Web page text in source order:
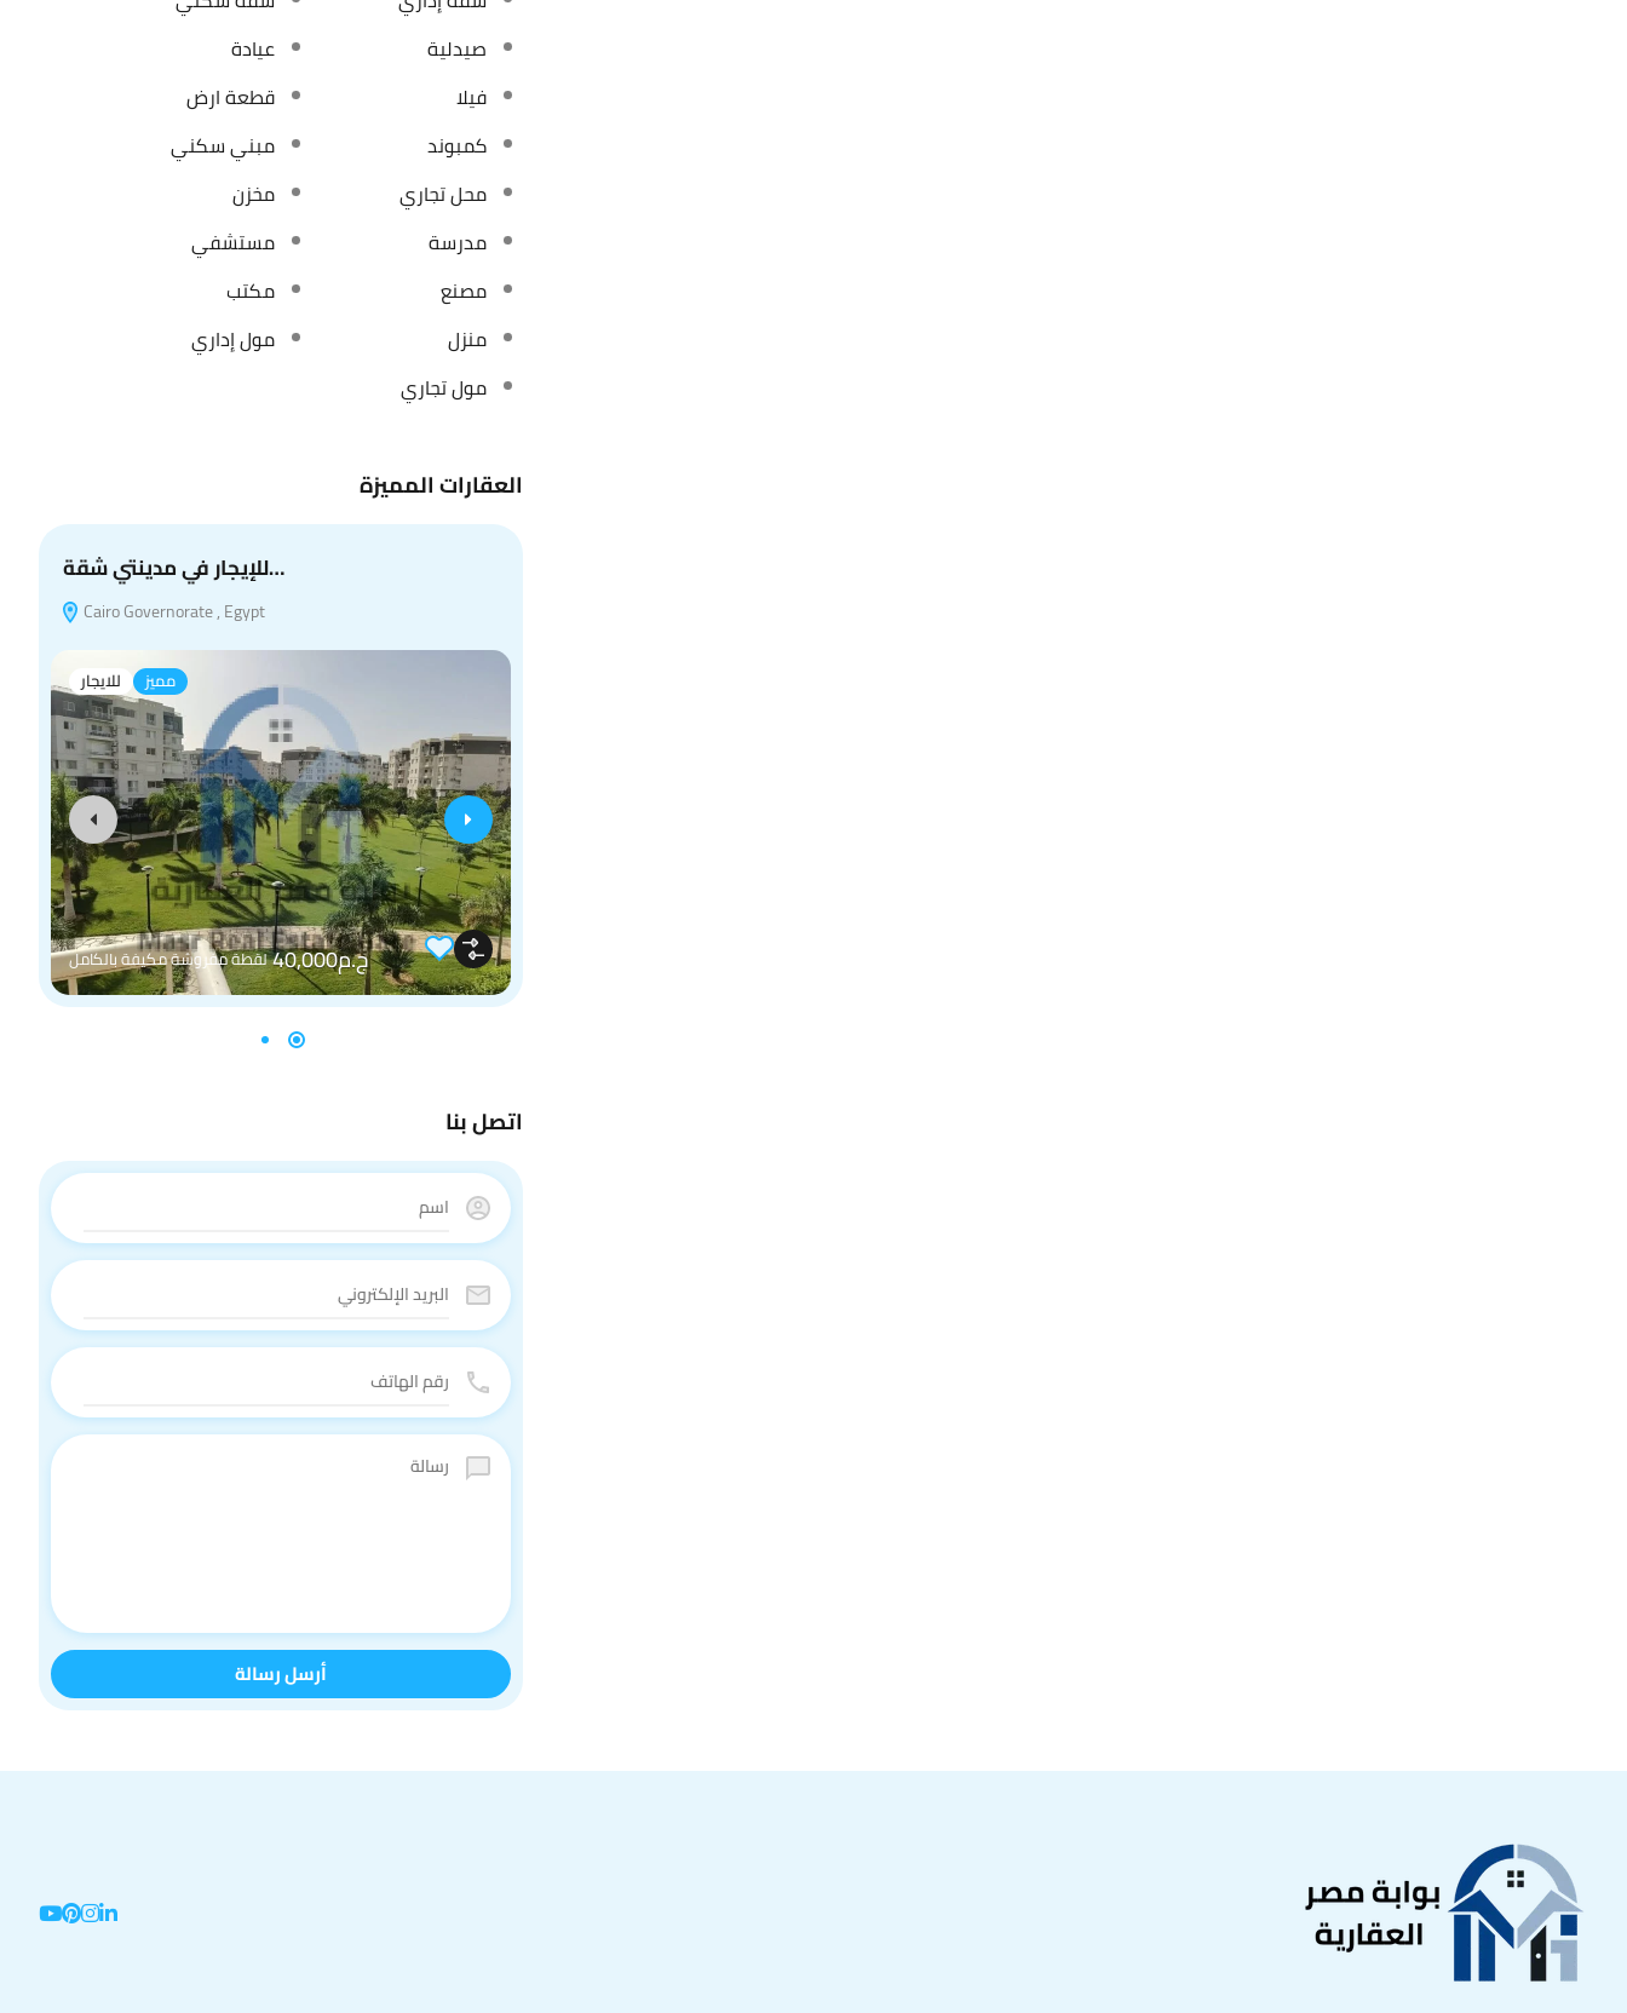
صيدلية
عيادة
فيلا
قطعة ارض
كمبوند
مبني سكني
محل تجاري
مخزن
مدرسة
مستشفي
مصنع
مكتب
منزل
مول إداري
مول تجاري
العقارات المميزة
للإيجار في مدينتي شقة…
Cairo Governorate , Egypt
للايجار مميز
ج.م40,000 لقطة مفروشة مكيفة بالكامل
اتصل بنا